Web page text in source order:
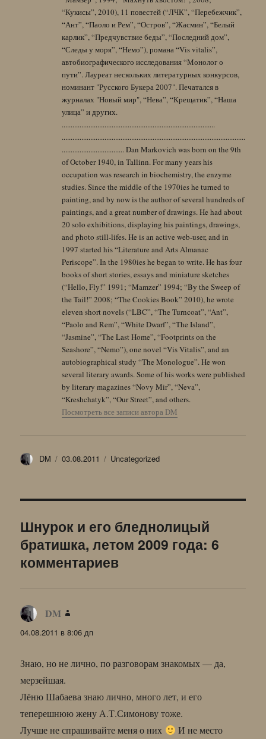
“Кукисы”, 2010), 11 повестей (“ЛЧК”, “Перебежчик”,
“Ант”, “Паоло и Рем”, “Остров”, “Жасмин”, “Белый
карлик”, “Предчувствие беды”, “Последний дом”,
“Следы у моря”, “Немо”), романа “Vis vitalis”,
автобиографического исследования “Монолог о
пути”. Лауреат нескольких литературных конкурсов,
номинант "Русского Букера 2007". Печатался в
журналах "Новый мир", “Нева”, “Крещатик”, “Наша
улица” и других.
......................................................................................
.......................................................................................................
................................... Dan Markovich was born on the 9th
of October 1940, in Tallinn. For many years his
occupation was research in biochemistry, the enzyme
studies. Since the middle of the 1970ies he turned to
painting, and by now is the author of several hundreds of
paintings, and a great number of drawings. He had about
20 solo exhibitions, displaying his paintings, drawings,
and photo still-lifes. He is an active web-user, and in
1997 started his “Literature and Arts Almanac
Periscope”. In the 1980ies he began to write. He has four
books of short stories, essays and miniature sketches
(“Hello, Fly!” 1991; “Mamzer” 1994; “By the Sweep of
the Tail!” 2008; “The Cookies Book” 2010), he wrote
eleven short novels (“LBC”, “The Turncoat”, “Ant”,
“Paolo and Rem”, “White Dwarf”, “The Island”,
“Jasmine”, “The Last Home”, “Footprints on the
Seashore”, “Nemo”), one novel “Vis Vitalis”, and an
autobiographical study “The Monologue”. He won
several literary awards. Some of his works were published
by literary magazines “Novy Mir”, “Neva”,
“Kreshchatyk”, “Our Street”, and others.
Посмотреть все записи автора DM
Автор
DM Опубликовано
03.08.2011 Рубрики
Uncategorized
Шнурок и его бледнолицый
братишка, летом 2009 года: 6
комментариев
DM
04.08.2011 в 8:06 дп
Знаю, но не лично, по разговорам знакомых — да,
мерзейшая.
Лёню Шабаева знаю лично, много лет, и его
теперешнюю жену А.Т.Симонову тоже.
Лучше не спрашивайте меня о них
И не место